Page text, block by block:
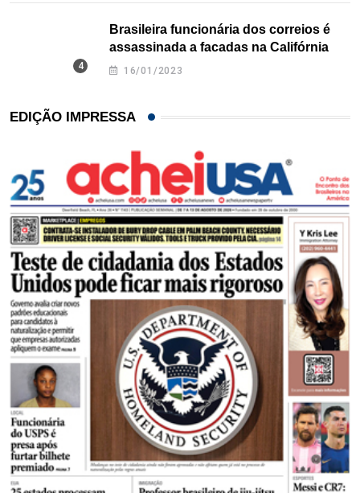
Brasileira funcionária dos correios é
assassinada a facadas na Califórnia
16/01/2023
EDIÇÃO IMPRESSA